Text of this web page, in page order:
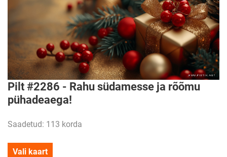
Pilt #2286 - Rahu südamesse ja rõõmu
pühadeaega!
Saadetud: 113 korda
Vali kaart